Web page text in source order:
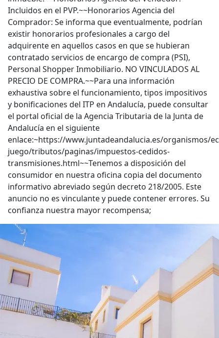
Incluidos en el PVP.~~Honorarios Agencia del
Comprador: Se informa que eventualmente, podrían
existir honorarios profesionales a cargo del
adquirente en aquellos casos en que se hubieran
contratado servicios de encargo de compra (PSI),
Personal Shopper Inmobiliario. NO VINCULADOS AL
PRECIO DE COMPRA.~~Para una información
exhaustiva sobre el funcionamiento, tipos impositivos
y bonificaciones del ITP en Andalucía, puede consultar
el portal oficial de la Agencia Tributaria de la Junta de
Andalucía en el siguiente
enlace:~https://www.juntadeandalucia.es/organismos/
juego/tributos/paginas/impuestos-cedidos-
transmisiones.html~~Tenemos a disposición del
consumidor en nuestra oficina copia del documento
informativo abreviado según decreto 218/2005. Este
anuncio no es vinculante y puede contener errores. Su
confianza nuestra mayor recompensa;